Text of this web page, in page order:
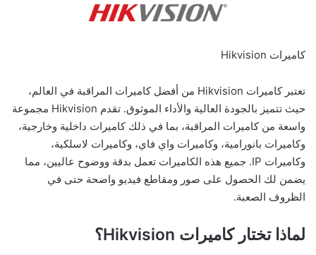
كاميرات Hikvision
تعتبر كاميرات Hikvision من أفضل كاميرات المراقبة في العالم،
حيث تتميز بالجودة العالية والأداء الموثوق. تقدم Hikvision مجموعة
واسعة من كاميرات المراقبة، بما في ذلك كاميرات داخلية وخارجية،
وكاميرات بانورامية، وكاميرات واي فاي، وكاميرات لاسلكية،
وكاميرات IP. جميع هذه الكاميرات تعمل بدقة ووضوح عاليين، مما
يضمن لك الحصول على صور ومقاطع فيديو واضحة حتى في
الظروف الصعبة.
لماذا تختار كاميرات Hikvision؟